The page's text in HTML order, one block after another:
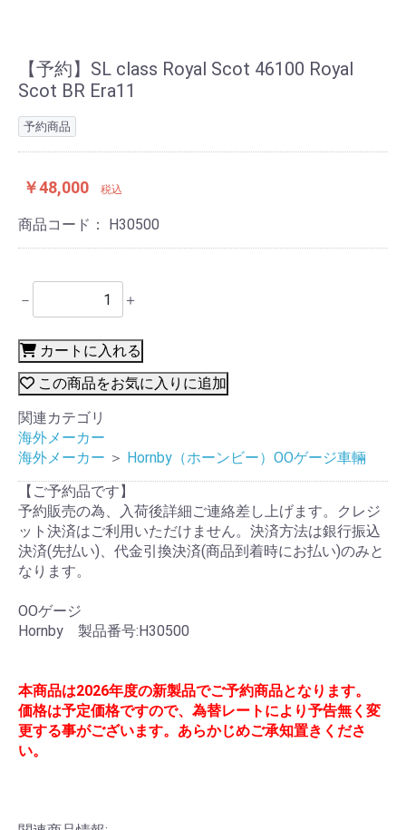
【予約】SL class Royal Scot 46100 Royal
Scot BR Era11
予約商品
￥48,000 税込
商品コード： H30500
－ ＋
カートに入れる
この商品をお気に入りに追加
関連カテゴリ
海外メーカー
海外メーカー ＞ Hornby（ホーンビー）OOゲージ車輛
【ご予約品です】
予約販売の為、入荷後詳細ご連絡差し上げます。クレジ
ット決済はご利用いただけません。決済方法は銀行振込
決済(先払い)、代金引換決済(商品到着時にお払い)のみと
なります。
OOゲージ
Hornby 製品番号:H30500
本商品は2026年度の新製品でご予約商品となります。
価格は予定価格ですので、為替レートにより予告無く変
更する事がございます。あらかじめご承知置きくださ
い。